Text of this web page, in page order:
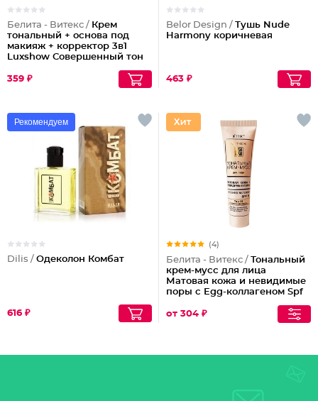
Белита - Витекс / Крем
тональный + основа под
макияж + корректор 3в1
Luxshow Совершенный тон
359 ₽
Belor Design / Тушь Nude
Harmony коричневая
463 ₽
Рекомендуем
Dilis / Одеколон Комбат
616 ₽
(4)
Белита - Витекс / Тональный
крем-мусс для лица
Матовая кожа и невидимые
поры с Egg-коллагеном Spf
от 304 ₽